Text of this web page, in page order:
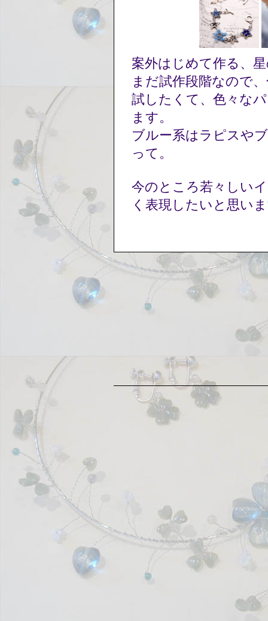
案外はじめて作る、
まだ試作段階なので
試したくて、色々な
ます。
ブルー系はラピスや
って。
今のところ若々しい
く表現したいと思い